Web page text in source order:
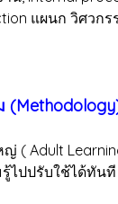
แผนก วิศวก
( Adult
ไปปรับใช้ได้ทันที